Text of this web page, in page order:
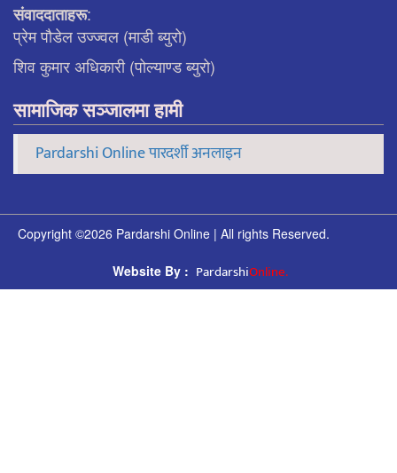
संवाददाताहरू:
प्रेम पौडेल उज्ज्वल (माडी ब्युरो)
शिव कुमार अधिकारी (पोल्याण्ड ब्युरो)
सामाजिक सञ्जालमा हामी
Pardarshi Online पारदर्शी अनलाइन
Copyright ©2026 Pardarshi Online | All rights Reserved.
Website By : PardarshiOnline.